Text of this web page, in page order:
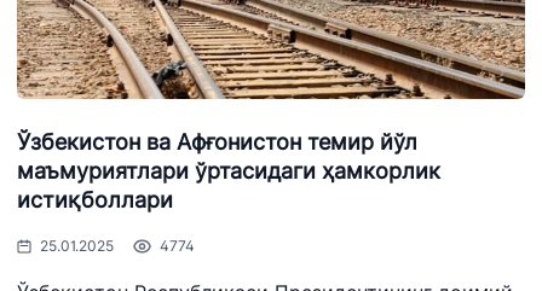
Ўзбекистон ва Афғонистон темир йўл
маъмуриятлари ўртасидаги ҳамкорлик
истиқболлари
25.01.2025 4774